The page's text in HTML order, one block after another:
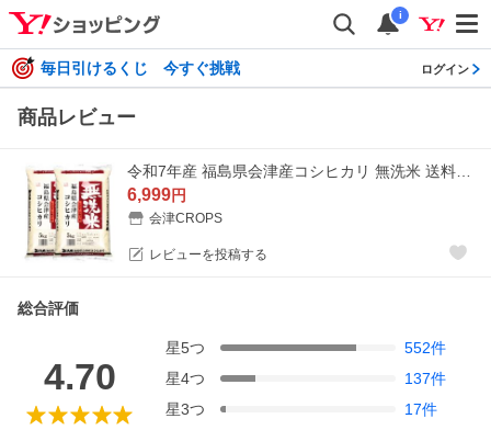
i
毎日引けるくじ 今すぐ挑戦 ログイン
商品レビュー
6,999円
会津CROPS
レビューを投稿する
総合評価
4.70
星5つ 552件
星4つ 137件
星3つ 17件